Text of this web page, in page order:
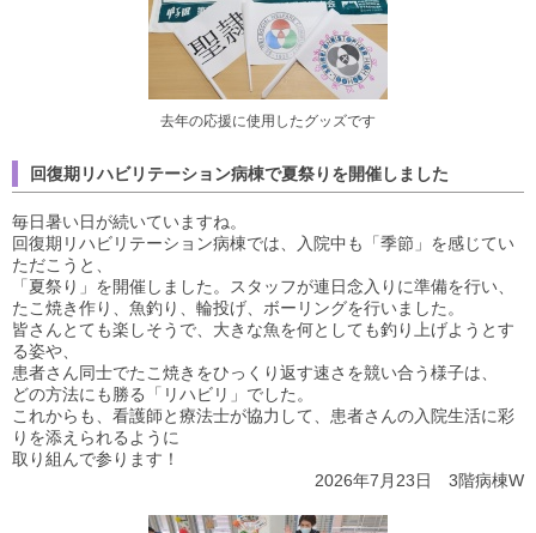
去年の応援に使用したグッズです
回復期リハビリテーション病棟で夏祭りを開催しました
毎日暑い日が続いていますね。
回復期リハビリテーション病棟では、入院中も「季節」を感じてい
ただこうと、
「夏祭り」を開催しました。スタッフが連日念入りに準備を行い、
たこ焼き作り、魚釣り、輪投げ、ボーリングを行いました。
皆さんとても楽しそうで、大きな魚を何としても釣り上げようとす
る姿や、
患者さん同士でたこ焼きをひっくり返す速さを競い合う様子は、
どの方法にも勝る「リハビリ」でした。
これからも、看護師と療法士が協力して、患者さんの入院生活に彩
りを添えられるように
取り組んで参ります！
2026年7月23日 3階病棟W